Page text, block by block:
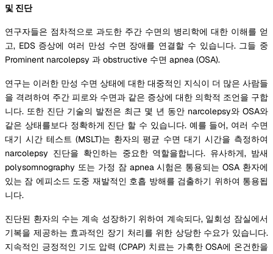
및 진단
연구자들은 점차적으로 과도한 주간 수면의 병리학에 대한 이해를 얻
고, EDS 증상에 여러 만성 수면 장애를 연결할 수 있습니다. 그들 중
Prominent narcolepsy 과 obstructive 수면 apnea (OSA).
연구는 이러한 만성 수면 상태에 대한 대중적인 지식이 더 많은 사람들
을 격려하여 주간 피로와 수면과 같은 증상에 대한 의학적 조언을 구합
니다. 또한 진단 기술의 발전은 최근 몇 년 동안 narcolepsy와 OSA와
같은 상태를보다 정확하게 진단 할 수 있습니다. 예를 들어, 여러 수면
대기 시간 테스트 (MSLT)는 환자의 평균 수면 대기 시간을 측정하여
narcolepsy 진단을 확인하는 중요한 역할을합니다. 유사하게, 밤새
polysomnography 또는 가정 잠 apnea 시험은 통용되는 OSA 환자에
있는 잠 에피소드 도중 재발적인 호흡 방해를 검출하기 위하여 통용됩
니다.
진단된 환자의 수는 계속 성장하기 위하여 계속되다, 일회성 잠실에서
기복을 제공하는 효과적인 장기 처리를 위한 상당한 수요가 있습니다.
지속적인 긍정적인 기도 압력 (CPAP) 치료는 가혹한 OSA에 온건한을